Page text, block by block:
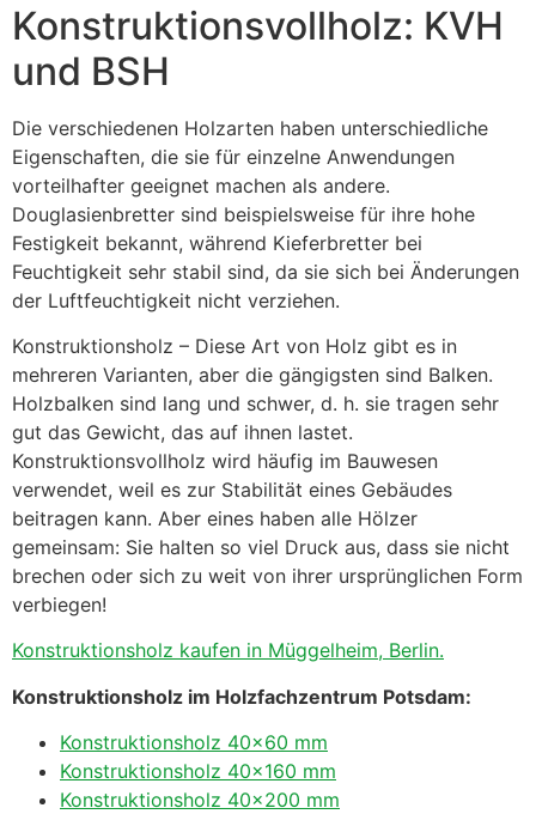
Konstruktionsvollholz: KVH
und BSH
Die verschiedenen Holzarten haben unterschiedliche
Eigenschaften, die sie für einzelne Anwendungen
vorteilhafter geeignet machen als andere.
Douglasienbretter sind beispielsweise für ihre hohe
Festigkeit bekannt, während Kieferbretter bei
Feuchtigkeit sehr stabil sind, da sie sich bei Änderungen
der Luftfeuchtigkeit nicht verziehen.
Konstruktionsholz – Diese Art von Holz gibt es in
mehreren Varianten, aber die gängigsten sind Balken.
Holzbalken sind lang und schwer, d. h. sie tragen sehr
gut das Gewicht, das auf ihnen lastet.
Konstruktionsvollholz wird häufig im Bauwesen
verwendet, weil es zur Stabilität eines Gebäudes
beitragen kann. Aber eines haben alle Hölzer
gemeinsam: Sie halten so viel Druck aus, dass sie nicht
brechen oder sich zu weit von ihrer ursprünglichen Form
verbiegen!
Konstruktionsholz kaufen in Müggelheim, Berlin.
Konstruktionsholz im Holzfachzentrum Potsdam:
Konstruktionsholz 40×60 mm
Konstruktionsholz 40×160 mm
Konstruktionsholz 40×200 mm